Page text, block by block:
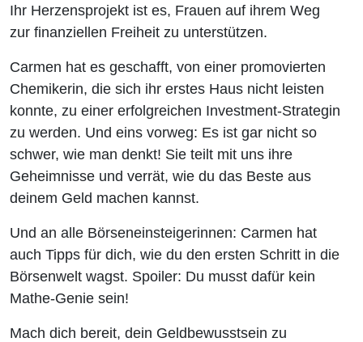
Ihr Herzensprojekt ist es, Frauen auf ihrem Weg
zur finanziellen Freiheit zu unterstützen.
Carmen hat es geschafft, von einer promovierten
Chemikerin, die sich ihr erstes Haus nicht leisten
konnte, zu einer erfolgreichen Investment-Strategin
zu werden. Und eins vorweg: Es ist gar nicht so
schwer, wie man denkt! Sie teilt mit uns ihre
Geheimnisse und verrät, wie du das Beste aus
deinem Geld machen kannst.
Und an alle Börseneinsteigerinnen: Carmen hat
auch Tipps für dich, wie du den ersten Schritt in die
Börsenwelt wagst. Spoiler: Du musst dafür kein
Mathe-Genie sein!
Mach dich bereit, dein Geldbewusstsein zu